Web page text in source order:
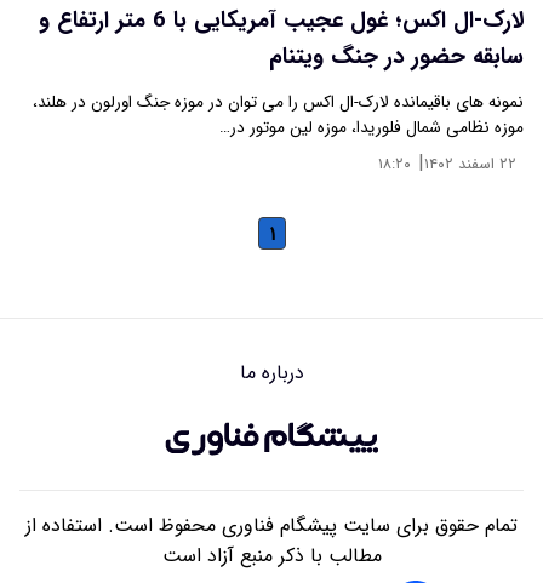
لارک-ال اکس؛ غول عجیب آمریکایی با 6 متر ارتفاع و
سابقه حضور در جنگ ویتنام
نمونه های باقیمانده لارک-ال اکس را می توان در موزه جنگ اورلون در هلند،
موزه نظامی شمال فلوریدا، موزه لین موتور در…
۲۲ اسفند ۱۴۰۲ | ۱۸:۲۰
۱
درباره ما
تمام حقوق برای سایت پیشگام فناوری محفوظ است. استفاده از
مطالب با ذکر منبع آزاد است